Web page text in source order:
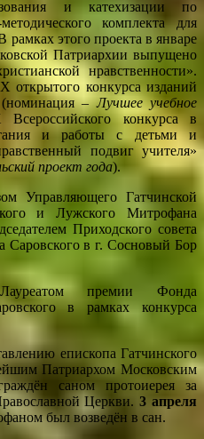
и катехизации по
комплекта для
этого проекта в январе
Патриархии выпущено
нравственности».
открытого конкурса изданий
(номинация –Лучшее учебное
конкурса в
и работы с детьми и
подвиг учителя»
проект года).
Управляющего Гатчинской
и Лужского Митрофана
Приходского совета
Саровского в г. Сосновый Бор
премии Фонда
в рамках конкурса
епископа Гатчинского
Патриархом Московским
саном протоиерея за
Церкви.3 апреля
был возведён в сан.